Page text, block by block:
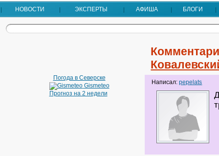
НОВОСТИ ЭКСПЕРТЫ АФИША БЛОГИ
Погода в Северске
Gismeteo
Прогноз на 2 недели
Написал:pepelats